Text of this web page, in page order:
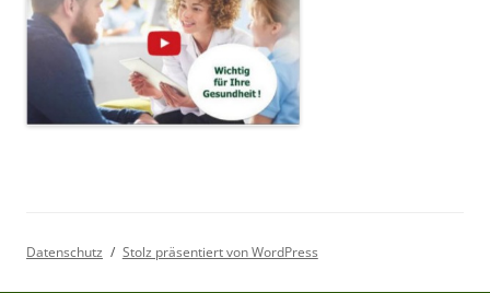
Datenschutz Stolz präsentiert von WordPress